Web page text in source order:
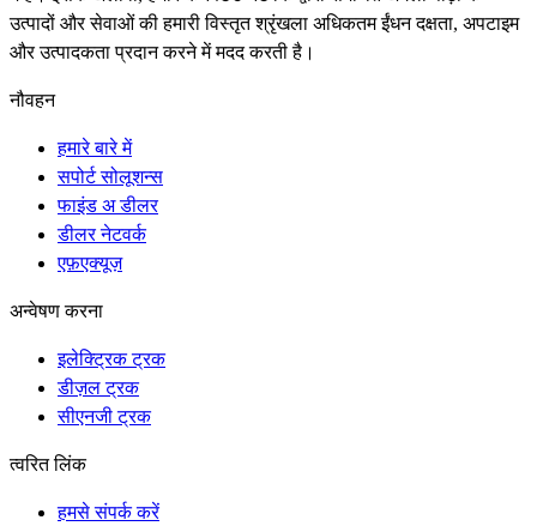
उत्पादों और सेवाओं की हमारी विस्तृत श्रृंखला अधिकतम ईंधन दक्षता, अपटाइम
और उत्पादकता प्रदान करने में मदद करती है।
नौवहन
हमारे बारे में
सपोर्ट सोलूशन्स
फाइंड अ डीलर
डीलर नेटवर्क
एफ़एक्यूज़
अन्वेषण करना
इलेक्ट्रिक ट्रक
डीज़ल ट्रक
सीएनजी ट्रक
त्वरित लिंक
हमसे संपर्क करें